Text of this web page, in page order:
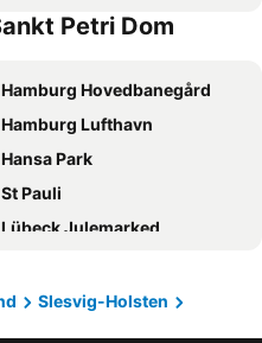
Hotel Hohenzollern
Domhotel
Hotel Wittensee Schützenhof
Hotel Schimmelreiter
Hotel Zollhaus
Hotel Bed & Breakfast am Dom
Hotel Langstedt
Petri Dom
Hamburg Hovedbanegård
Hamburg Lufthavn
Hansa Park
St Pauli
Lübeck Julemarked
Egeskov Slot
Slesvig-Holsten